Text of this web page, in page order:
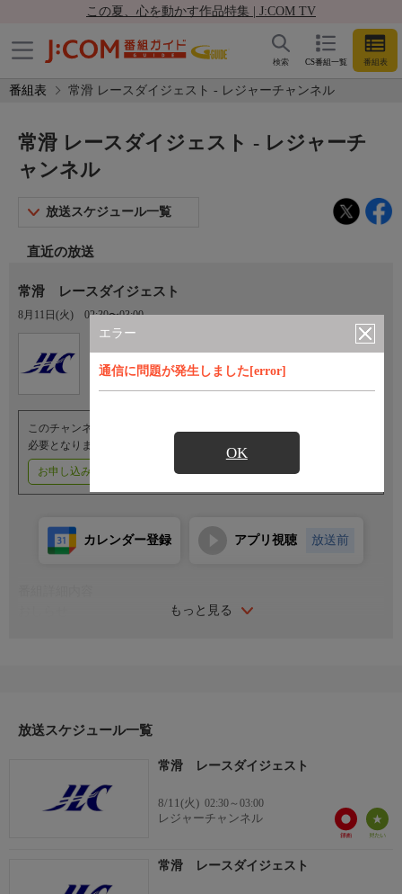
この夏、心を動かす作品特集 | J:COM TV
CS番組一覧 番組表
検索
番組表 常滑 レースダイジェスト - レジャーチャンネル
エラー
通信に問題が発生しました[error]
OK
常滑 レースダイジェスト - レジャーチ
ャンネル
放送スケジュール一覧
直近の放送
常滑 レースダイジェスト
8月11日(火) 02:30〜03:00
このチャンネルのご視聴には、オプションチャンネル(有料)のご契約が
必要となります。
お申し込みはこちら ご利用料金はこちら
もっと見る
カレンダー登録 アプリ視聴 放送前
放送スケジュール一覧
常滑 レースダイジェスト
8/11(火) 02:30～03:00
レジャーチャンネル
常滑 レースダイジェスト